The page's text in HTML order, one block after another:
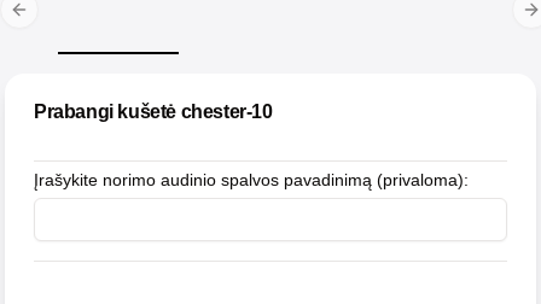
Previous slide
Prabangi kušetė chester-10
Įrašykite norimo audinio spalvos pavadinimą (privaloma):